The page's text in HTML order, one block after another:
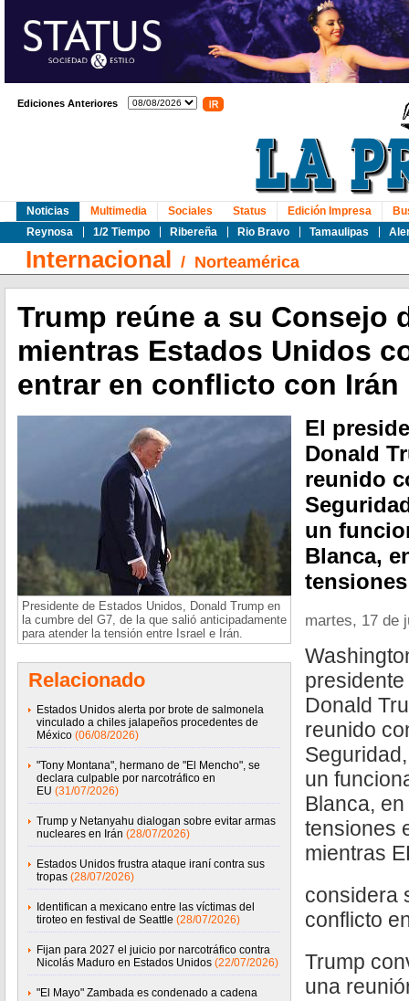
Ediciones Anteriores
Noticias
Reynosa
1/2 Tiempo Ribereña Rio Bravo Tamaulipas
Multimedia Sociales Status Edición Impresa
Internacional / Norteamérica
Trump reúne a su Consejo
mientras Estados Unidos
entrar en conflicto con Irán
Presidente de Estados Unidos, Donald Trump en
la cumbre del G7, de la que salió anticipadamente
para atender la tensión entre Israel e Irán.
Relacionado
Estados Unidos alerta por brote de salmonela
vinculado a chiles jalapeños procedentes de
México (06/08/2026)
"Tony Montana", hermano de "El Mencho", se
declara culpable por narcotráfico en
EU (31/07/2026)
Trump y Netanyahu dialogan sobre evitar armas
nucleares en Irán (28/07/2026)
Estados Unidos frustra ataque iraní contra sus
tropas (28/07/2026)
Identifican a mexicano entre las víctimas del
tiroteo en festival de Seattle (28/07/2026)
Fijan para 2027 el juicio por narcotráfico contra
Nicolás Maduro en Estados Unidos (22/07/2026)
"El Mayo" Zambada es condenado a cadena
El
Donald
reunido
un
Blanca,
martes, 17 de
Donald
reunido
un
Blanca,
tensiones
mientras
considera
conflicto
Trump
una